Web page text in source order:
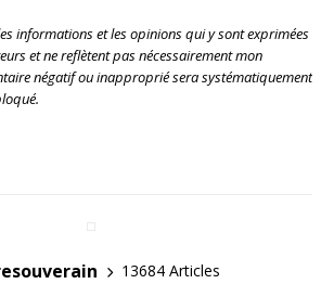
informations et les opinions qui y sont exprimées
et ne reflètent pas nécessairement mon
négatif ou inapproprié sera systématiquement
13684 Articles